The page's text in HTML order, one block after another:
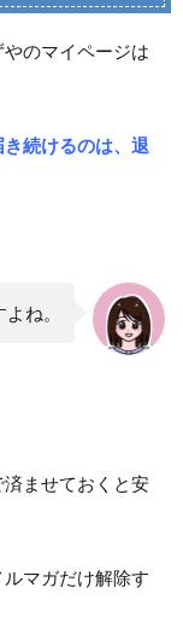
のマイページは
続けるのは、退
ね。
ませておくと安
マガだけ解除す